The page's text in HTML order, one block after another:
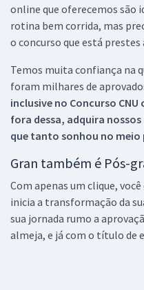
online que oferecemos são
rotina bem corrida, mas
o concurso que está
Temos muita confiança na
foram milhares de
inclusive no Concurso CNU
fora dessa, adquira
que tanto sonhou no meio
Gran também é Pós-
Com apenas um clique,
inicia a transformação da
sua jornada rumo a
almeja, e já com o título de